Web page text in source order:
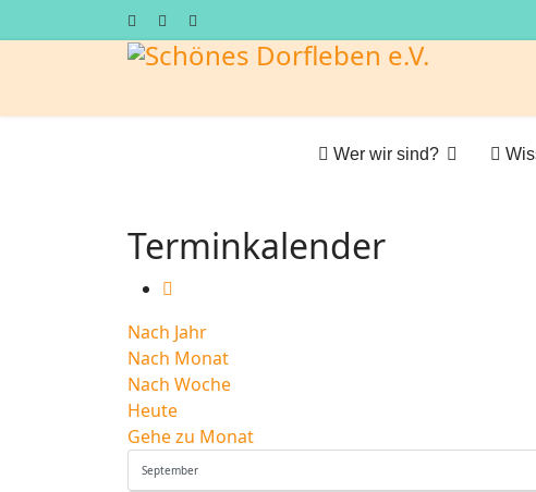
Wer wir sind?
Terminkalender
Nach Jahr
Nach Monat
Nach Woche
Heute
Gehe zu Monat